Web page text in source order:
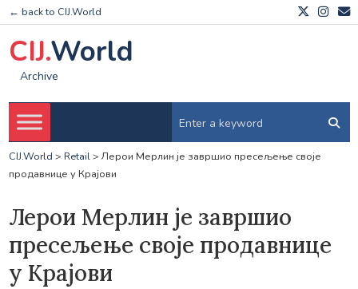
← back to CIJ.World
CIJ.World
Archive
CIJ.World > Retail> Лерои Мерлин је завршио пресељење своје
продавнице у Крајови
Лерои Мерлин је завршио
пресељење своје продавнице
у Крајови